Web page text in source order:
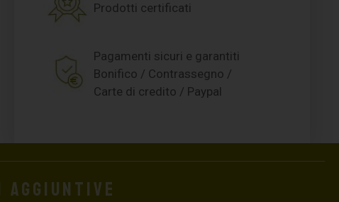
Prodotti certificati
Pagamenti sicuri e garantiti
Bonifico / Contrassegno /
Carte di credito / Paypal
aggiuntive